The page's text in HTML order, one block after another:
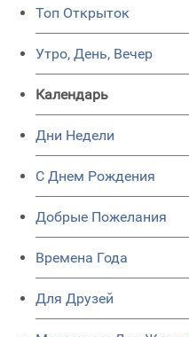
Топ Открыток
Утро, День, Вечер
Календарь
Дни Недели
C Днем Рождения
Добрые Пожелания
Времена Года
Для Друзей